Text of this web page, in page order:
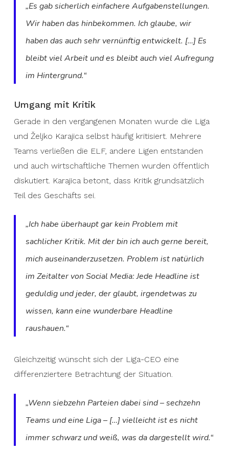
„Es gab sicherlich einfachere Aufgabenstellungen.
Wir haben das hinbekommen. Ich glaube, wir
haben das auch sehr vernünftig entwickelt. […] Es
bleibt viel Arbeit und es bleibt auch viel Aufregung
im Hintergrund.“
Umgang mit Kritik
Gerade in den vergangenen Monaten wurde die Liga
und Željko Karajica selbst häufig kritisiert. Mehrere
Teams verließen die ELF, andere Ligen entstanden
und auch wirtschaftliche Themen wurden öffentlich
diskutiert. Karajica betont, dass Kritik grundsätzlich
Teil des Geschäfts sei.
„Ich habe überhaupt gar kein Problem mit
sachlicher Kritik. Mit der bin ich auch gerne bereit,
mich auseinanderzusetzen. Problem ist natürlich
im Zeitalter von Social Media: Jede Headline ist
geduldig und jeder, der glaubt, irgendetwas zu
wissen, kann eine wunderbare Headline
raushauen.“
Gleichzeitig wünscht sich der Liga-CEO eine
differenziertere Betrachtung der Situation.
„Wenn siebzehn Parteien dabei sind – sechzehn
Teams und eine Liga – […] vielleicht ist es nicht
immer schwarz und weiß, was da dargestellt wird.“